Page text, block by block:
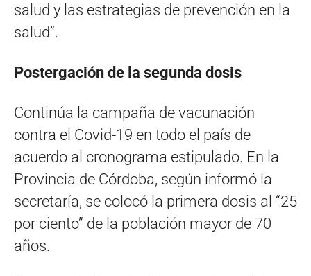
salud y las estrategias de prevención en la
salud”.
Postergación de la segunda dosis
Continúa la campaña de vacunación
contra el Covid-19 en todo el país de
acuerdo al cronograma estipulado. En la
Provincia de Córdoba, según informó la
secretaría, se colocó la primera dosis al “25
por ciento” de la población mayor de 70
años.